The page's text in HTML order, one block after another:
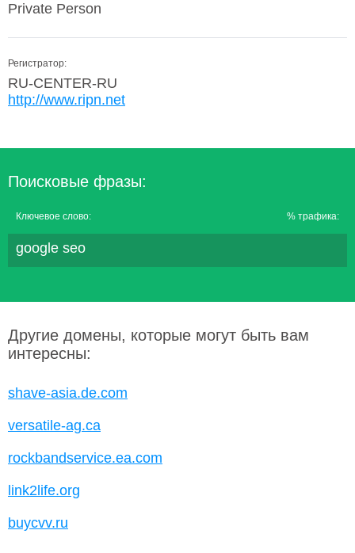
Private Person
Регистратор:
RU-CENTER-RU
http://www.ripn.net
Поисковые фразы:
Ключевое слово: % трафика:
google seo
Другие домены, которые могут быть вам
интересны:
shave-asia.de.com
versatile-ag.ca
rockbandservice.ea.com
link2life.org
buycvv.ru